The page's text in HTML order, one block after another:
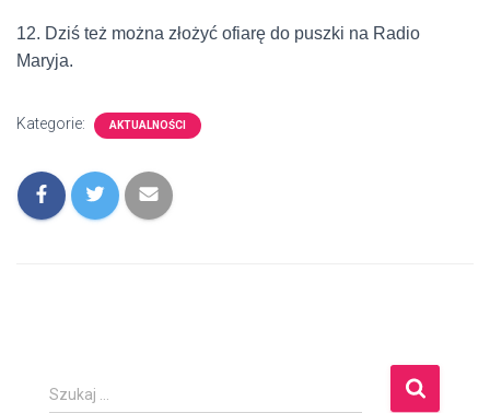
12. Dziś też można złożyć ofiarę do puszki na Radio
Maryja.
Kategorie: AKTUALNOŚCI
S
Szukaj …